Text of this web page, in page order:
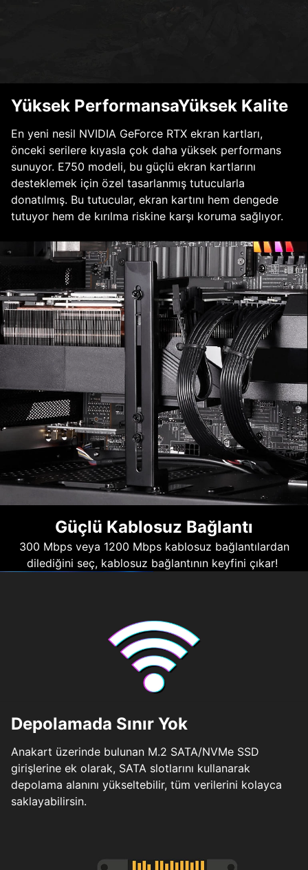
Yüksek PerformansaYüksek Kalite
En yeni nesil NVIDIA GeForce RTX ekran kartları,
önceki serilere kıyasla çok daha yüksek performans
sunuyor. E750 modeli, bu güçlü ekran kartlarını
desteklemek için özel tasarlanmış tutucularla
donatılmış. Bu tutucular, ekran kartını hem dengede
tutuyor hem de kırılma riskine karşı koruma sağlıyor.
Güçlü Kablosuz Bağlantı
300 Mbps veya 1200 Mbps kablosuz bağlantılardan
dilediğini seç, kablosuz bağlantının keyfini çıkar!
Depolamada Sınır Yok
Anakart üzerinde bulunan M.2 SATA/NVMe SSD
girişlerine ek olarak, SATA slotlarını kullanarak
depolama alanını yükseltebilir, tüm verilerini kolayca
saklayabilirsin.